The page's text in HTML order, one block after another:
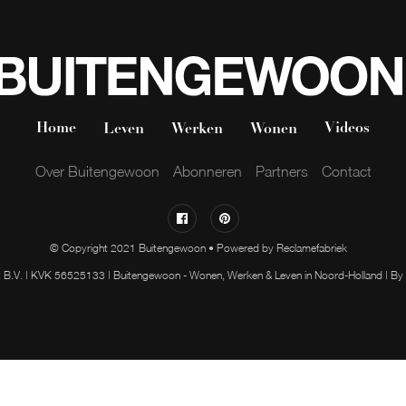
Home Leven Werken Wonen Videos
Over Buitengewoon Abonneren Partners Contact
© Copyright 2021 Buitengewoon • Powered by Reclamefabriek
| KVK 56525133 | Buitengewoon - Wonen, Werken & Leven in Noord-Holland | By